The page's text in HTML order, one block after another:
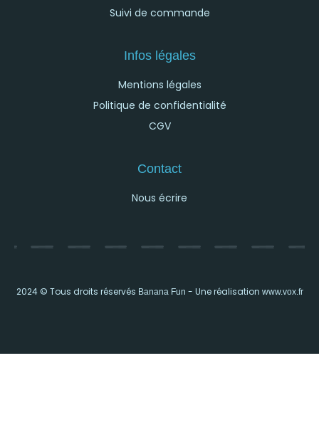
Suivi de commande
Infos légales
Mentions légales
Politique de confidentialité
CGV
Contact
Nous écrire
2024 © Tous droits réservés Banana Fun - Une réalisation www.vox.fr